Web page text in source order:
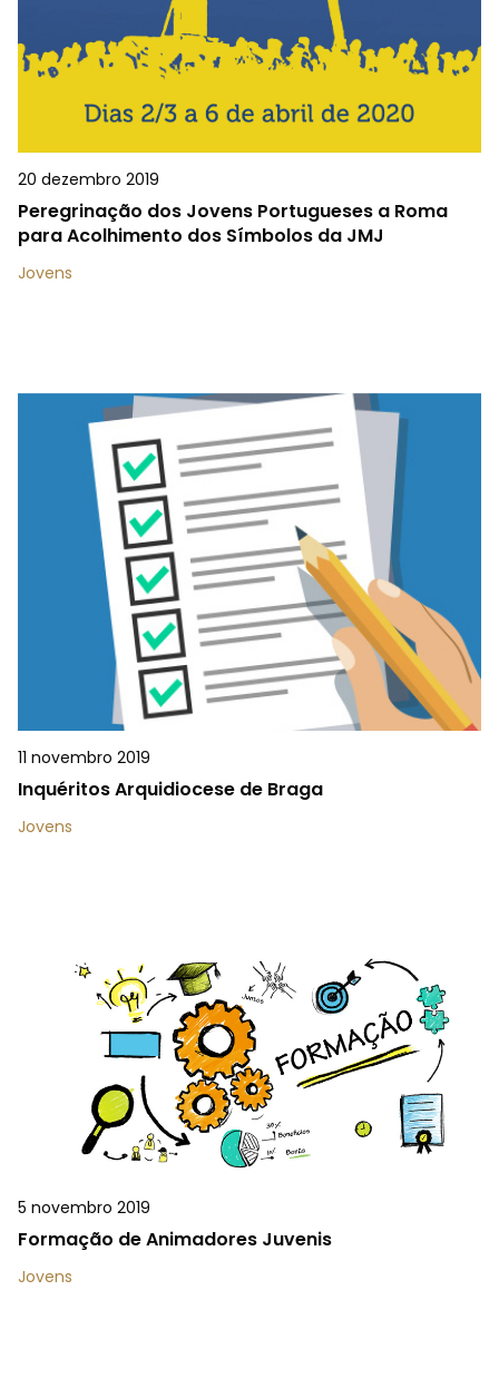
20 dezembro 2019
Peregrinação dos Jovens Portugueses a Roma
para Acolhimento dos Símbolos da JMJ
Jovens
11 novembro 2019
Inquéritos Arquidiocese de Braga
Jovens
5 novembro 2019
Formação de Animadores Juvenis
Jovens